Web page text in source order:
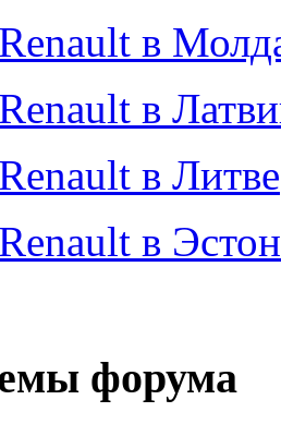
в
в
в Литве
в
форума